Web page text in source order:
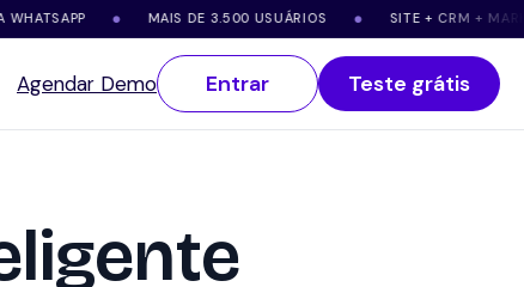
● MAIS DE 3.500 USUÁRIOS ● SITE + CRM +
Agendar Demo Entrar Teste grátis